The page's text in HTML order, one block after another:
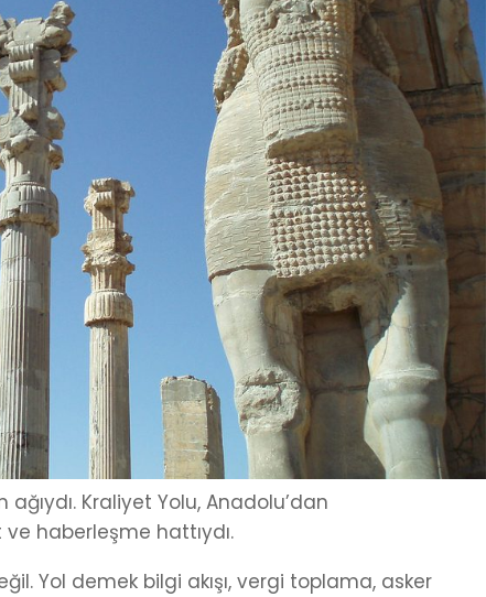
Kraliyet Yolu, Anadolu’dan
haberleşme hattıydı.
Yol demek bilgi akışı, vergi toplama, asker